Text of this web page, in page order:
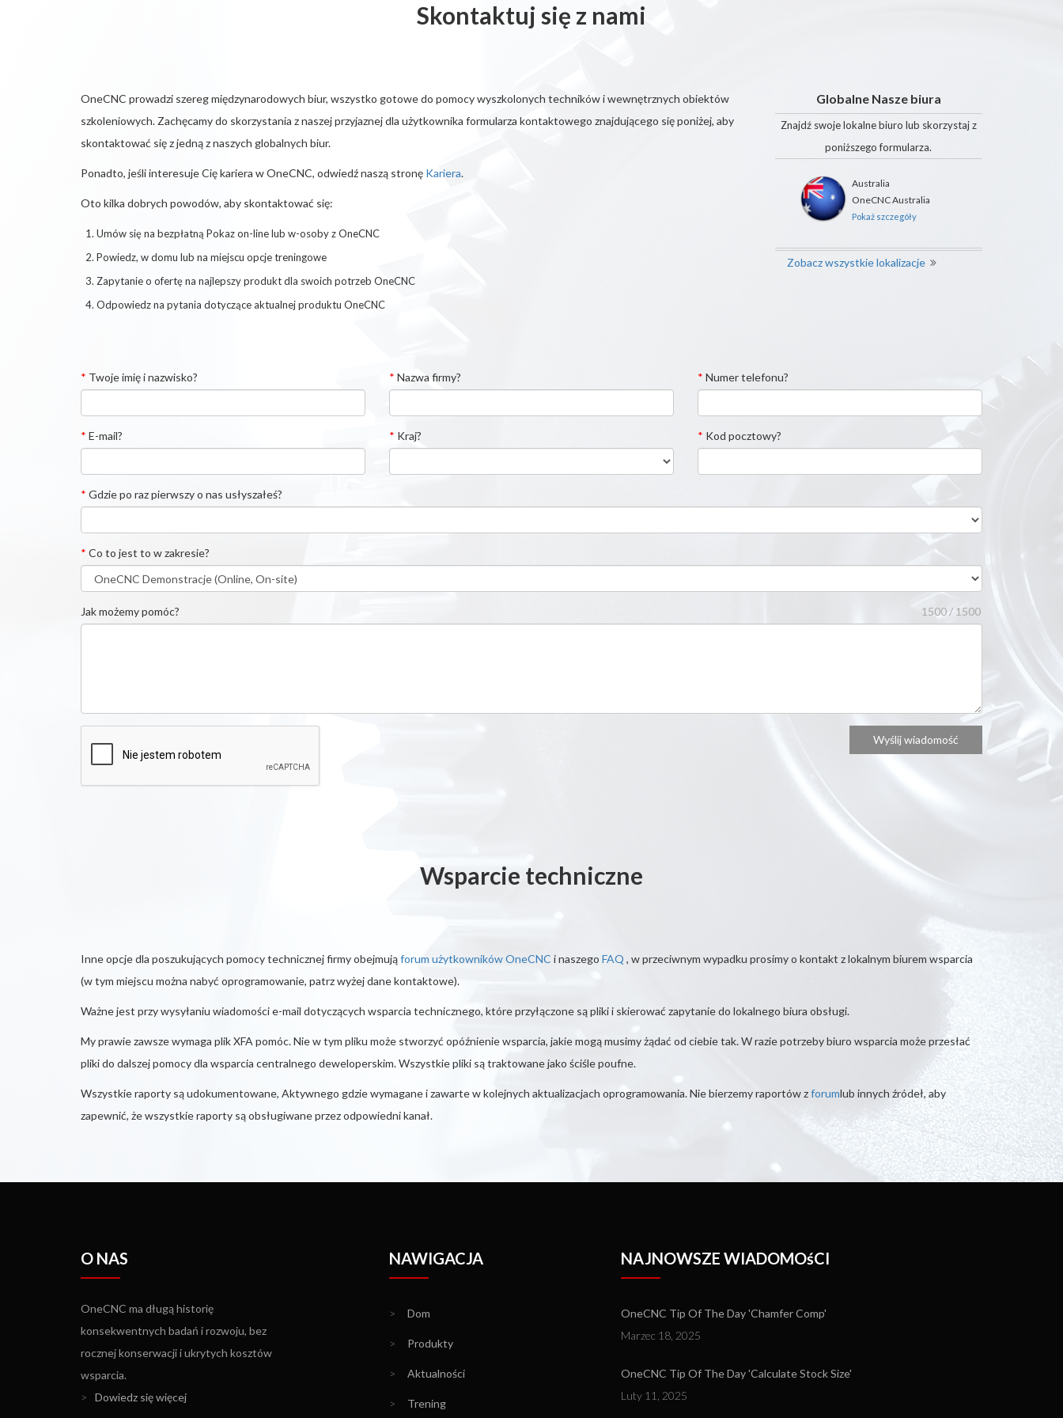
Skontaktuj się z nami
OneCNC prowadzi szereg międzynarodowych biur, wszystko gotowe do pomocy wyszkolonych techników i wewnętrznych obiektów
szkoleniowych. Zachęcamy do skorzystania z naszej przyjaznej dla użytkownika formularza kontaktowego znajdującego się poniżej, aby
skontaktować się z jedną z naszych globalnych biur.
Ponadto, jeśli interesuje Cię kariera w OneCNC, odwiedź naszą stronę Kariera.
Oto kilka dobrych powodów, aby skontaktować się:
Umów się na bezpłatną Pokaz on-line lub w-osoby z OneCNC
Powiedz, w domu lub na miejscu opcje treningowe
Zapytanie o ofertę na najlepszy produkt dla swoich potrzeb OneCNC
Odpowiedz na pytania dotyczące aktualnej produktu OneCNC
Globalne Nasze biura
Znajdź swoje lokalne biuro lub skorzystaj z
poniższego formularza.
Australia
OneCNC Australia
Pokaż szczegóły
Zobacz wszystkie lokalizacje
* Twoje imię i nazwisko? * Nazwa firmy? * Numer telefonu?
* E-mail? * Kraj? * Kod pocztowy?
* Gdzie po raz pierwszy o nas usłyszałeś?
* Co to jest to w zakresie?
Jak możemy pomóc? 1500 / 1500
Wsparcie techniczne
Inne opcje dla poszukujących pomocy technicznej firmy obejmująforum użytkowników OneCNC i naszego FAQ , w przeciwnym wypadku prosimy o kontakt z lokalnym biurem wsparcia
(w tym miejscu można nabyć oprogramowanie, patrz wyżej dane kontaktowe).
Ważne jest przy wysyłaniu wiadomości e-mail dotyczących wsparcia technicznego, które przyłączone są pliki i skierować zapytanie do lokalnego biura obsługi.
My prawie zawsze wymaga plik XFA pomóc. Nie w tym pliku może stworzyć opóźnienie wsparcia, jakie mogą musimy żądać od ciebie tak. W razie potrzeby biuro wsparcia może przesłać
pliki do dalszej pomocy dla wsparcia centralnego deweloperskim. Wszystkie pliki są traktowane jako ściśle poufne.
Wszystkie raporty są udokumentowane, Aktywnego gdzie wymagane i zawarte w kolejnych aktualizacjach oprogramowania. Nie bierzemy raportów zforumlub innych źródeł, aby
zapewnić, że wszystkie raporty są obsługiwane przez odpowiedni kanał.
O NAS
OneCNC ma długą historię
konsekwentnych badań i rozwoju, bez
rocznej konserwacji i ukrytych kosztów
wsparcia.
>
Dowiedz się więcej
NAWIGACJA
> Dom
> Produkty
> Aktualności
> Trening
NAJNOWSZE WIADOMOśCI
OneCNC Tip Of The Day 'Chamfer Comp'
Marzec 18, 2025
OneCNC Tip Of The Day 'Calculate Stock Size'
Luty 11, 2025